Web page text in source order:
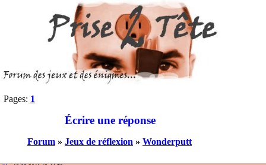
Pages: 1
Écrire une réponse
Forum » Jeux de réflexion » Wonderputt